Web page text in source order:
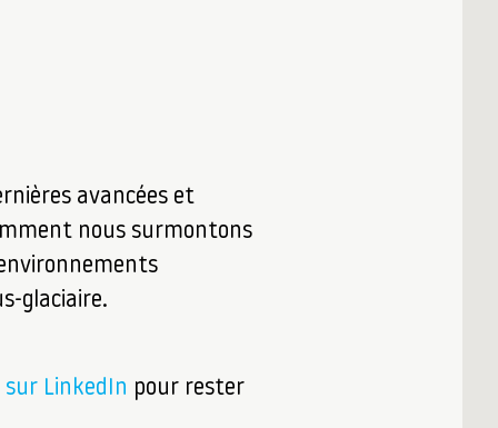
avancées et
nous surmontons
glaciaire.
sur LinkedIn pour rester